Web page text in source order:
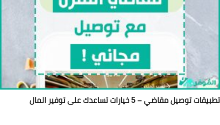
توصيل مقاضي – 5 خيارات تساعدك على توفير المال